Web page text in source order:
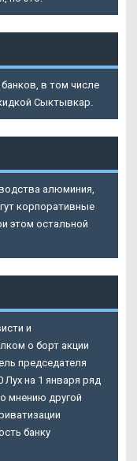
в том числе
Сыктывкар.
алюминия,
корпоративные
этом остальной
и
о борт акции
председателя
на 1 января ряд
мнению другой
банку